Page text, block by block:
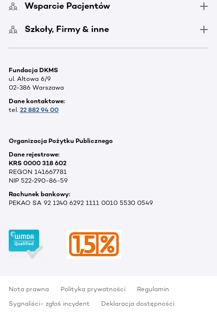
Wsparcie Pacjentów
Szkoły, Firmy & inne
Fundacja DKMS
ul. Altowa 6/9
02-386 Warszawa
Dane kontaktowe:
tel. 22 882 94 00
Organizacja Pożytku Publicznego
Dane rejestrowe:
KRS 0000 318 602
REGON 141667781
NIP 522-290-86-59
Rachunek bankowy:
PEKAO SA 92 1240 6292 1111 0010 5530 0549
Nota prawna Polityka prywatności
Regulamin
Sygnaliści- zgłoś incydent
Deklaracja dostępności